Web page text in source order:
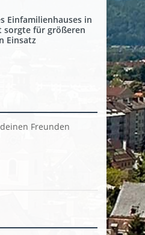
Einfamilienhauses in
sorgte für größeren
Einsatz
Freunden